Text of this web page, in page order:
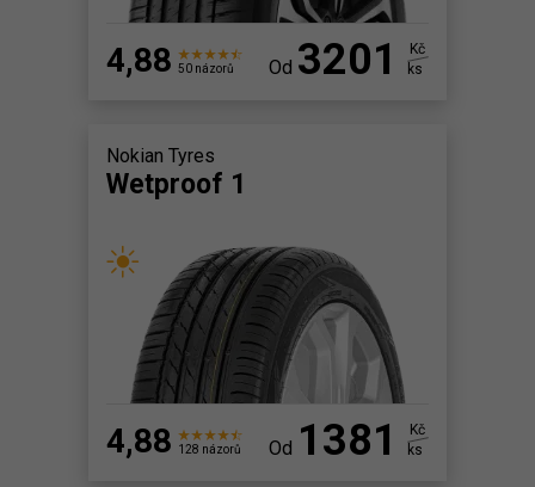
4,88 50 názorů Od 3201
Kč
ks
Nokian Tyres
Wetproof 1
4,88 128 názorů Od 1381
Kč
ks